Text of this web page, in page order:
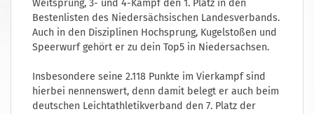
Weitsprung, 3- und 4-Kampf den 1. Platz in den
Bestenlisten des Niedersächsischen Landesverbands.
Auch in den Disziplinen Hochsprung, Kugelstoßen und
Speerwurf gehört er zu dein Top5 in Niedersachsen.
Insbesondere seine 2.118 Punkte im Vierkampf sind
hierbei nennenswert, denn damit belegt er auch beim
deutschen Leichtathletikverband den 7. Platz der